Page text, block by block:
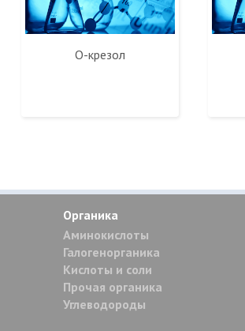
О-крезол
Органика
Аминокислоты
Галогенорганика
Кислоты и соли
Прочая органика
Углеводороды